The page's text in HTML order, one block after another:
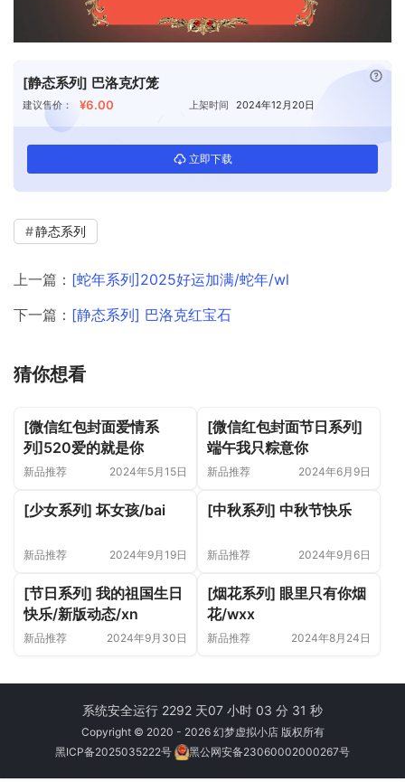
[静态系列] 巴洛克灯笼
建议售价： ¥6.00 上架时间 2024年12月20日
立即下载
已
静态系列
上一篇： [蛇年系列]2025好运加满/蛇年/wl
下一篇： [静态系列] 巴洛克红宝石
猜你想看
[微信红包封面爱情系
列]520爱的就是你
新品推荐 2024年5月15日
[微信红包封面节日系列]
端午我只粽意你
新品推荐 2024年6月9日
[少女系列] 坏女孩/bai
新品推荐 2024年9月19日
[中秋系列] 中秋节快乐
新品推荐 2024年9月6日
[节日系列] 我的祖国生日
快乐/新版动态/xn
新品推荐 2024年9月30日
[烟花系列] 眼里只有你烟
花/wxx
新品推荐 2024年8月24日
系统安全运行 2292 天07 小时 03 分 31 秒
Copyright © 2020 - 2026 幻梦虚拟小店 版权所有
黑ICP备2025035222号
黑公网安备23060002000267号